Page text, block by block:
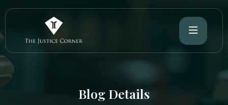
Blog Details